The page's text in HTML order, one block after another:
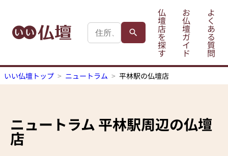
仏
壇
店
を
探
す
お
仏
壇
ガ
イ
ド
よ
く
あ
る
質
問
いい仏壇トップ ニュートラム 平林駅の仏壇店
ニュートラム 平林駅周辺の仏壇
店